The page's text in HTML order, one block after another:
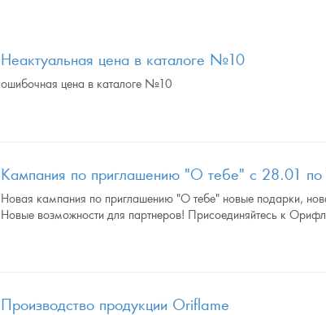
Неактуальная цена в каталоге №10
ошибочная цена в каталоге №10
Кампания по приглашению "О тебе" с 28.01 по
Новая кампания по приглашению "О тебе" новые подарки,
Новые возможности для партнеров! Присоединяйтесь к
Производство продукции Oriflame